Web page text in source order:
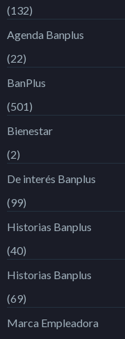
(132)
Agenda Banplus
(22)
BanPlus
(501)
Bienestar
(2)
De interés Banplus
(99)
Historias Banplus
(40)
Historias Banplus
(69)
Marca Empleadora